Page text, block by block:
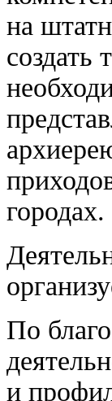
на
создать
городах.
По
и